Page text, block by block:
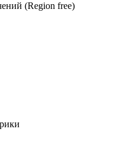
(Region free)